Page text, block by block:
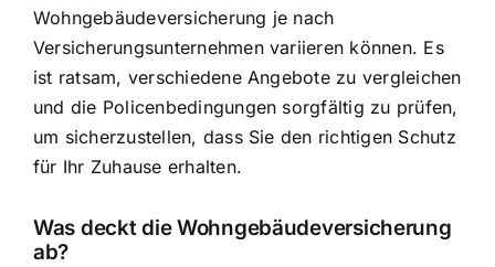
Wohngebäudeversicherung je nach
Versicherungsunternehmen variieren können. Es
ist ratsam, verschiedene Angebote zu vergleichen
und die Policenbedingungen sorgfältig zu prüfen,
um sicherzustellen, dass Sie den richtigen Schutz
für Ihr Zuhause erhalten.
Was deckt die Wohngebäudeversicherung
ab?